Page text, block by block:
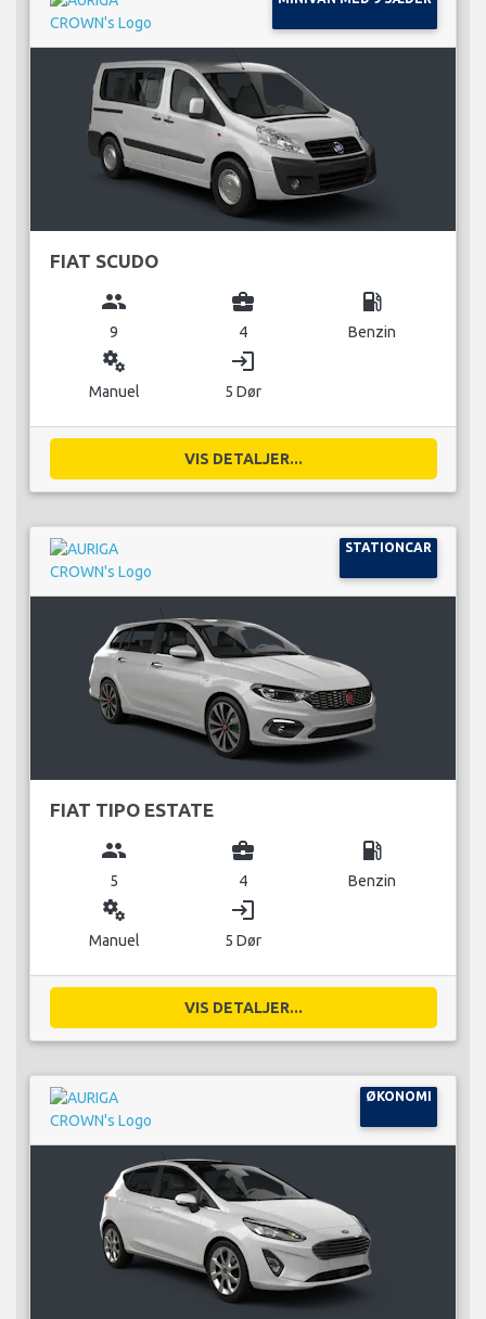
FIAT SCUDO
group
9
business_center
4
local_gas_station
Benzin
miscellaneous_services
Manuel
login
5 Dør
VIS DETALJER...
STATIONCAR
FIAT TIPO ESTATE
group
5
business_center
4
local_gas_station
Benzin
miscellaneous_services
Manuel
login
5 Dør
VIS DETALJER...
ØKONOMI